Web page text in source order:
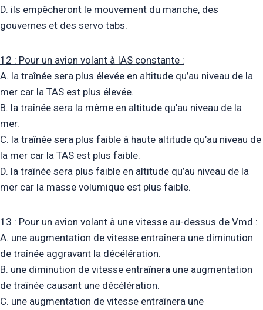
D. ils empêcheront le mouvement du manche, des
gouvernes et des servo tabs.
12 : Pour un avion volant à IAS constante :
A. la traînée sera plus élevée en altitude qu’au niveau de la
mer car la TAS est plus élevée.
B. la traînée sera la même en altitude qu’au niveau de la
mer.
C. la traînée sera plus faible à haute altitude qu’au niveau de
la mer car la TAS est plus faible.
D. la traînée sera plus faible en altitude qu’au niveau de la
mer car la masse volumique est plus faible.
13 : Pour un avion volant à une vitesse au-dessus de Vmd :
A. une augmentation de vitesse entraînera une diminution
de traînée aggravant la décélération.
B. une diminution de vitesse entraînera une augmentation
de traînée causant une décélération.
C. une augmentation de vitesse entraînera une